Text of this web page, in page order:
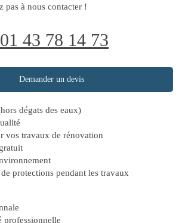
pas à nous contacter !
01 43 78 14 73
Demander un devis
dégats des eaux)
vos travaux de rénovation
protections pendant les travaux
professionnelle